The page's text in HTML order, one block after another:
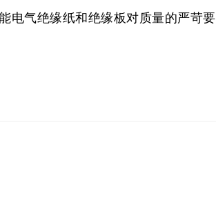
电气绝缘纸和绝缘板对质量的严苛要